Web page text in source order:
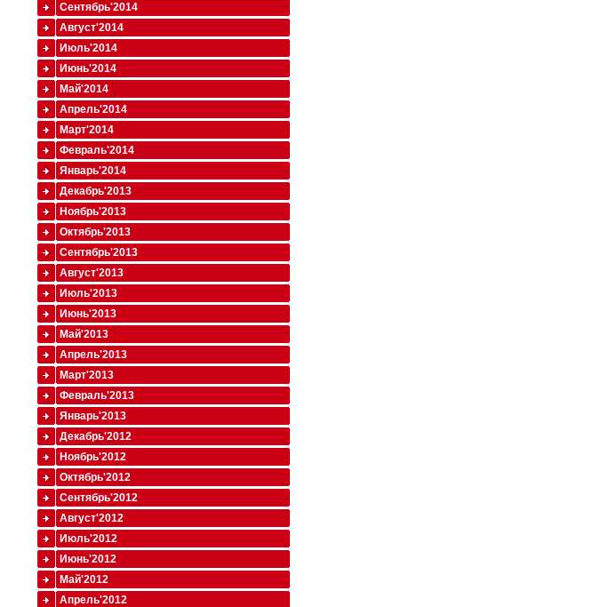
Сентябрь'2014
Август'2014
Июль'2014
Июнь'2014
Май'2014
Апрель'2014
Март'2014
Февраль'2014
Январь'2014
Декабрь'2013
Ноябрь'2013
Октябрь'2013
Сентябрь'2013
Август'2013
Июль'2013
Июнь'2013
Май'2013
Апрель'2013
Март'2013
Февраль'2013
Январь'2013
Декабрь'2012
Ноябрь'2012
Октябрь'2012
Сентябрь'2012
Август'2012
Июль'2012
Июнь'2012
Май'2012
Апрель'2012